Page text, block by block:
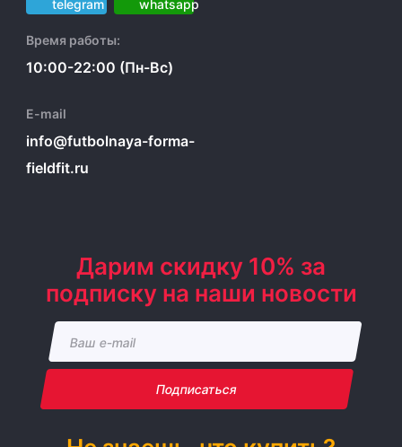
Время работы:
10:00-22:00 (Пн-Вс)
E-mail
info@futbolnaya-forma-
fieldfit.ru
Дарим скидку 10% за
подписку на наши новости
Подписаться